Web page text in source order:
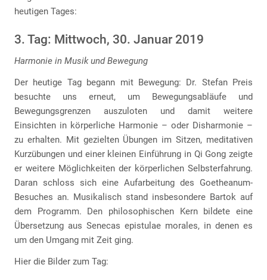
heutigen Tages:
3. Tag: Mittwoch, 30. Januar 2019
Harmonie in Musik und Bewegung
Der heutige Tag begann mit Bewegung: Dr. Stefan Preis
besuchte uns erneut, um Bewegungsabläufe und
Bewegungsgrenzen auszuloten und damit weitere
Einsichten in körperliche Harmonie – oder Disharmonie –
zu erhalten. Mit gezielten Übungen im Sitzen, meditativen
Kurzübungen und einer kleinen Einführung in Qi Gong zeigte
er weitere Möglichkeiten der körperlichen Selbsterfahrung.
Daran schloss sich eine Aufarbeitung des Goetheanum-
Besuches an. Musikalisch stand insbesondere Bartok auf
dem Programm. Den philosophischen Kern bildete eine
Übersetzung aus Senecas epistulae morales, in denen es
um den Umgang mit Zeit ging.
Hier die Bilder zum Tag: